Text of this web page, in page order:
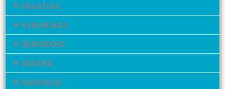
SALATIGA
SAMARINDA
SEMARANG
SERANG
SIDOARJO